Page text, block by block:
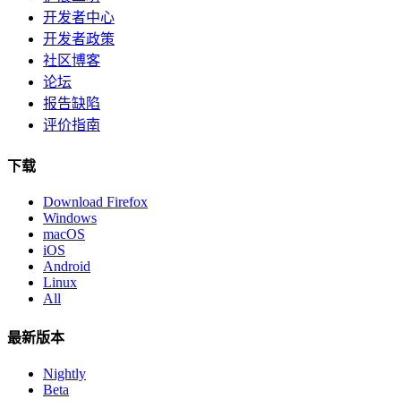
开发者中心
开发者政策
社区博客
论坛
报告缺陷
评价指南
下载
Download Firefox
Windows
macOS
iOS
Android
Linux
All
最新版本
Nightly
Beta